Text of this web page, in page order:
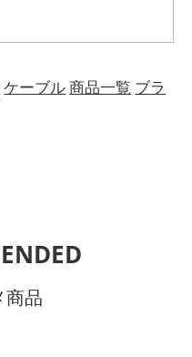
ケーブル商品一覧 ブラ
商品